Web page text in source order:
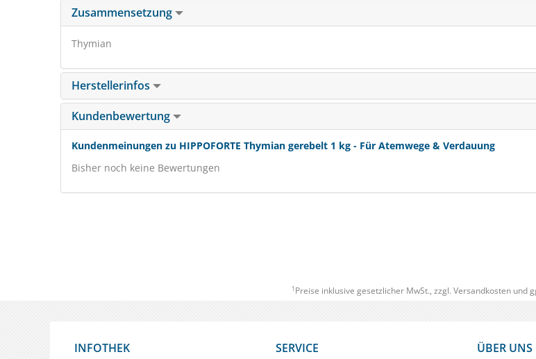
Zusammensetzung
Thymian
Herstellerinfos
Kundenbewertung
Kundenmeinungen zu HIPPOFORTE Thymian gerebelt 1 kg - Für Atemwege & Verdauung
Bisher noch keine Bewertungen
1 Preise inklusive gesetzlicher MwSt., zzgl. Versandkostenund
INFOTHEK SERVICE ÜBER UNS